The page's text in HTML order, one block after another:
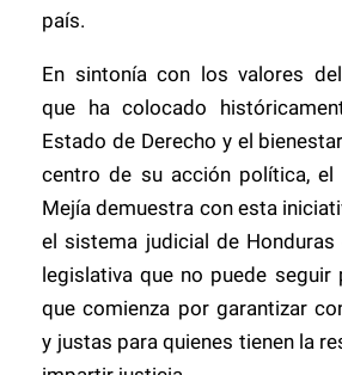
país.
En sintonía con los valores
que ha colocado
Estado de Derecho y el
centro de su acción política, el
Mejía demuestra con esta
el sistema judicial de
legislativa que no puede seguir
que comienza por garantizar
y justas para quienes tienen la